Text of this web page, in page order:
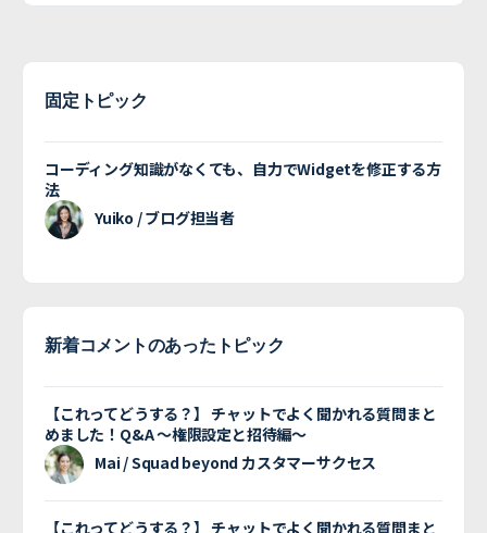
固定トピック
コーディング知識がなくても、自力でWidgetを修正する方
法
Yuiko / ブログ担当者
新着コメントのあったトピック
【これってどうする？】 チャットでよく聞かれる質問まと
めました！Q&A 〜権限設定と招待編〜
Mai / Squad beyond カスタマーサクセス
【これってどうする？】 チャットでよく聞かれる質問まと